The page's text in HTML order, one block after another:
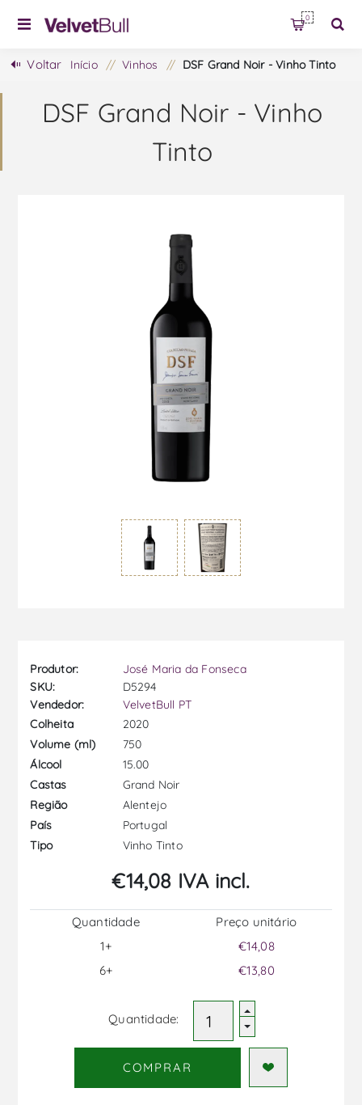
0
Voltar Início / Vinhos / DSF Grand Noir - Vinho Tinto
DSF Grand Noir - Vinho
Tinto
Produtor:
José Maria da Fonseca
SKU:
D5294
Vendedor:
VelvetBull PT
Colheita
2020
Volume (ml)
750
Álcool
15.00
Castas
Grand Noir
Região
Alentejo
País
Portugal
Tipo
Vinho Tinto
€14,08 IVA incl.
Quantidade
1+
6+
Preço unitário
€14,08
€13,80
Quantidade:
COMPRAR